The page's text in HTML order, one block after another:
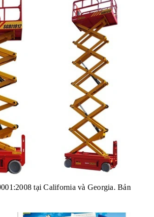
tại California và Georgia. Bản